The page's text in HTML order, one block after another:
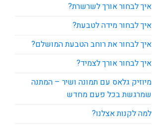
איך לבחור אורך לשרשרת?
איך לבחור מידה לטבעת?
איך לבחור את רוחב הטבעת המושלם?
איך לבחור אורך לצמיד?
מיוזיק גלאס עם תמונה ושיר – המתנה
שמרגשת בכל פעם מחדש
למה לקנות אצלנו?